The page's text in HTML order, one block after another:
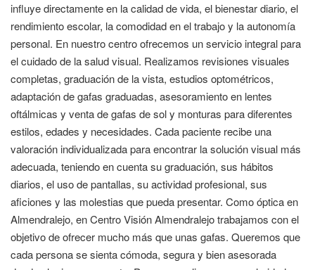
influye directamente en la calidad de vida, el bienestar diario, el
rendimiento escolar, la comodidad en el trabajo y la autonomía
personal. En nuestro centro ofrecemos un servicio integral para
el cuidado de la salud visual. Realizamos revisiones visuales
completas, graduación de la vista, estudios optométricos,
adaptación de gafas graduadas, asesoramiento en lentes
oftálmicas y venta de gafas de sol y monturas para diferentes
estilos, edades y necesidades. Cada paciente recibe una
valoración individualizada para encontrar la solución visual más
adecuada, teniendo en cuenta su graduación, sus hábitos
diarios, el uso de pantallas, su actividad profesional, sus
aficiones y las molestias que pueda presentar. Como óptica en
Almendralejo, en Centro Visión Almendralejo trabajamos con el
objetivo de ofrecer mucho más que unas gafas. Queremos que
cada persona se sienta cómoda, segura y bien asesorada